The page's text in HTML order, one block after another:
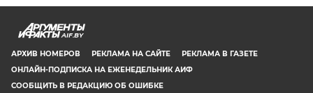
AIF.BY
АРХИВ НОМЕРОВ РЕКЛАМА НА САЙТЕ
РЕКЛАМА В ГАЗЕТЕ
ОНЛАЙН-ПОДПИСКА НА ЕЖЕНЕДЕЛЬНИК АИФ
СООБЩИТЬ В РЕДАКЦИЮ ОБ ОШИБКЕ